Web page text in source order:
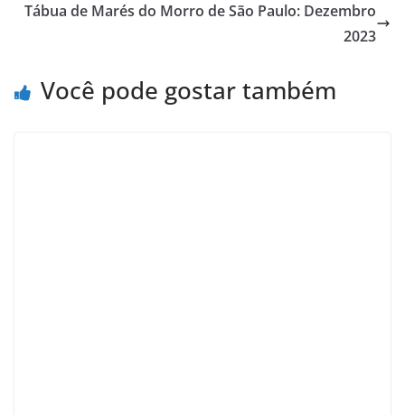
o
r
d
A
k
r
Tábua de Marés do Morro de São Paulo: Dezembro
2023
Você pode gostar também